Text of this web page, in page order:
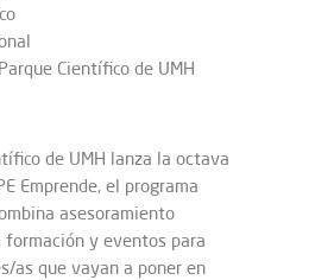
Parque Científico de UMH
de UMH lanza la octava
Emprende, el programa
asesoramiento
formación y eventos para
as que vayan a poner en